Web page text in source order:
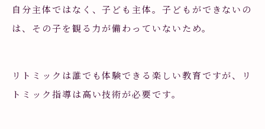
自分主体ではなく、子ども主体。子どもができないの
は、その子を観る力が備わっていないため。
リトミックは誰でも体験できる楽しい教育ですが、リ
トミック指導は高い技術が必要です。